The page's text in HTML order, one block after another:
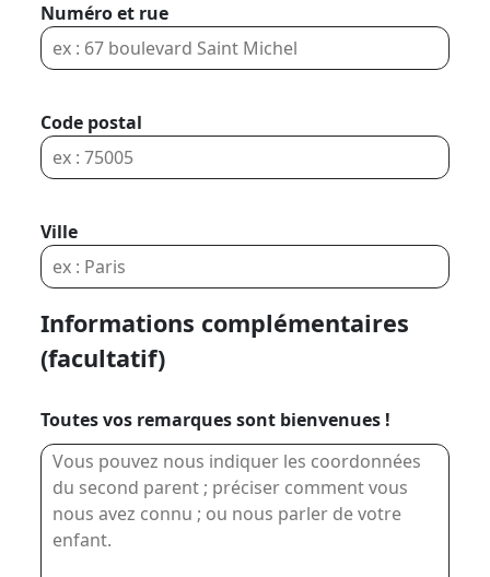
Numéro et rue
Code postal
Ville
Informations complémentaires
(facultatif)
Toutes vos remarques sont bienvenues !